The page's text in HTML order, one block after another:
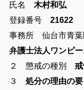
氏名
木村和弘
登録番号21622
事務所 仙台市青
弁護士法人ワンピ
２ 懲戒の種別
３処分の理由の